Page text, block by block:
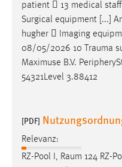
patient  13 medical
Surgical equipment [...]
hugher  Imaging
08/05/2026 10 Trauma
Maximuse B.V.
54321Level 3.88412
[PDF]
Relevanz:
RZ-Pool I, Raum 124 RZ-
Vimeo